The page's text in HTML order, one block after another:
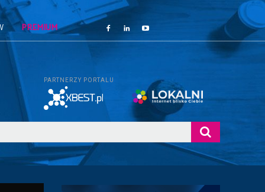
PREMIUM
PARTNERZY PORTALU